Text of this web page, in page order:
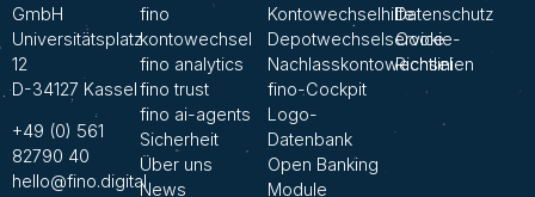
GmbH
Universitätsplatz
12
D-34127 Kassel
+49 (0) 561
82790 40
hello@fino.digital
fino
kontowechsel
fino analytics
fino trust
fino ai-agents
Sicherheit
Über uns
News
Kontowechselhilfe
Depotwechselservice
Nachlasskontowechsel
fino-Cockpit
Logo-
Datenbank
Open Banking
Module
Datenschutz
Cookie-
Richtlinien